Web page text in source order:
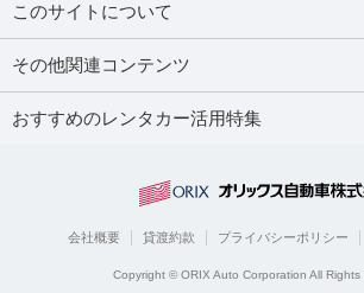
このサイトについて
その他関連コンテンツ
おすすめのレンタカー活用特集
会社概要 貸渡約款 プライバシーポリシー
Copyright © ORIX Auto Corporation All Rights